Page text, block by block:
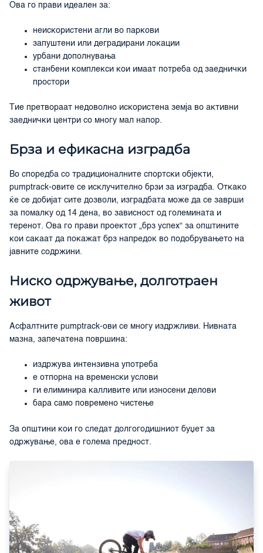
Ова го прави идеален за:
неискористени агли во паркови
запуштени или деградирани локации
урбани дополнувања
станбени комплекси кои имаат потреба од заеднички
простори
Тие претвораат недоволно искористена земја во активни
заеднички центри со многу мал напор.
Брза и ефикасна изградба
Во споредба со традиционалните спортски објекти,
pumptrack-овите се исклучително брзи за изградба. Откако
ќе се добијат сите дозволи, изградбата може да се заврши
за помалку од 14 дена, во зависност од големината и
теренот. Ова го прави проектот „брз успех“ за општините
кои сакаат да покажат брз напредок во подобрувањето на
јавните содржини.
Ниско одржување, долготраен
живот
Асфалтните pumptrack-ови се многу издржливи. Нивната
мазна, запечатена површина:
издржува интензивна употреба
е отпорна на временски услови
ги елиминира калливите или износени делови
бара само повремено чистење
За општини кои го следат долгогодишниот буџет за
одржување, ова е голема предност.